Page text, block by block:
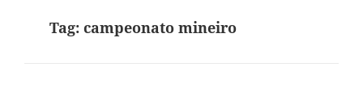
Tag:campeonato mineiro